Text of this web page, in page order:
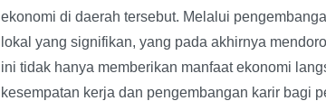
ekonomi di daerah tersebut. Melalui
lokal yang signifikan, yang pada akhirnya
ini tidak hanya memberikan manfaat ekonomi
kesempatan kerja dan pengembangan karir bagi